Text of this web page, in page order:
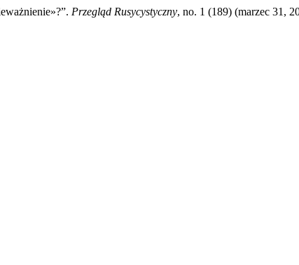
Przegląd Rusycystyczny, no. 1 (189) (marzec 31,